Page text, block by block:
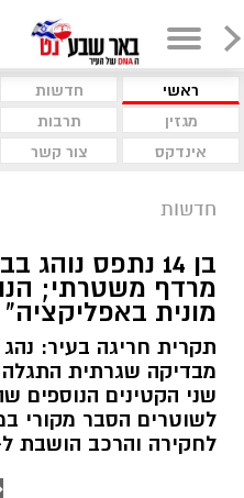
ראשי חדשות
מגזין
תרבות
אינדקס
צור קשר
חדשות
בן 14 נתפס
מרדף משטרתי;
מונית באפליקציה"
תקרית חריגה בעיר:
שני הקטינים הנוספים
לשוטרים הסבר מקורי
לחקירה והרכב הושבת ל-30